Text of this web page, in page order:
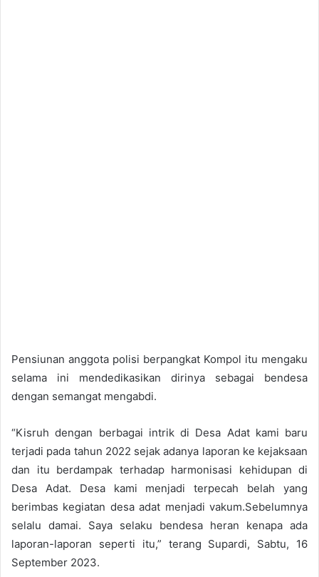
Pensiunan anggota polisi berpangkat Kompol itu mengaku
selama ini mendedikasikan dirinya sebagai bendesa
dengan semangat mengabdi.
“Kisruh dengan berbagai intrik di Desa Adat kami baru
terjadi pada tahun 2022 sejak adanya laporan ke kejaksaan
dan itu berdampak terhadap harmonisasi kehidupan di
Desa Adat. Desa kami menjadi terpecah belah yang
berimbas kegiatan desa adat menjadi vakum.Sebelumnya
selalu damai. Saya selaku bendesa heran kenapa ada
laporan-laporan seperti itu,” terang Supardi, Sabtu, 16
September 2023.